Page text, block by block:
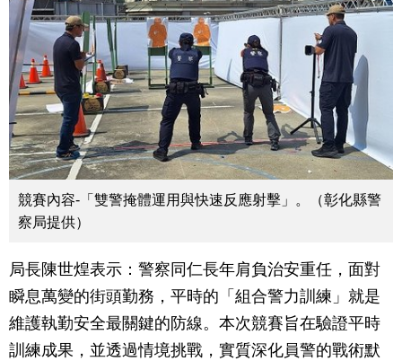
競賽內容-「雙警掩體運用與快速反應射擊」。（彰化縣警
察局提供）
局長陳世煌表示：警察同仁長年肩負治安重任，面對
瞬息萬變的街頭勤務，平時的「組合警力訓練」就是
維護執勤安全最關鍵的防線。本次競賽旨在驗證平時
訓練成果，並透過情境挑戰，實質深化員警的戰術默